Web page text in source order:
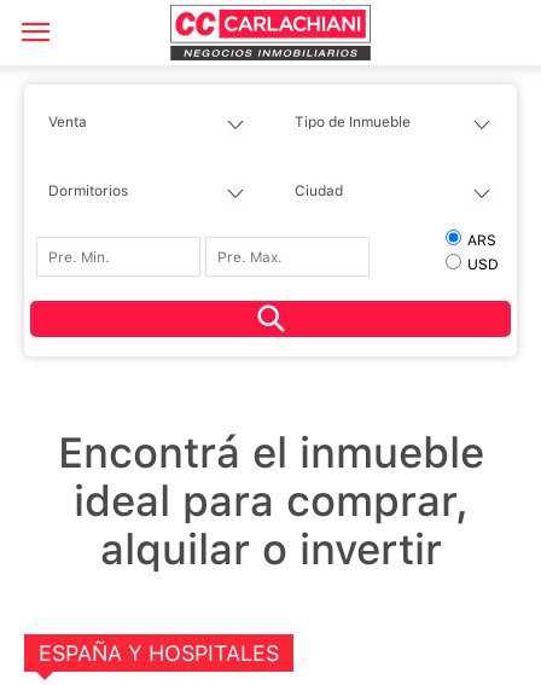
ARS
USD
Encontrá el inmueble
ideal para comprar,
alquilar o invertir
ESPAÑA Y HOSPITALES